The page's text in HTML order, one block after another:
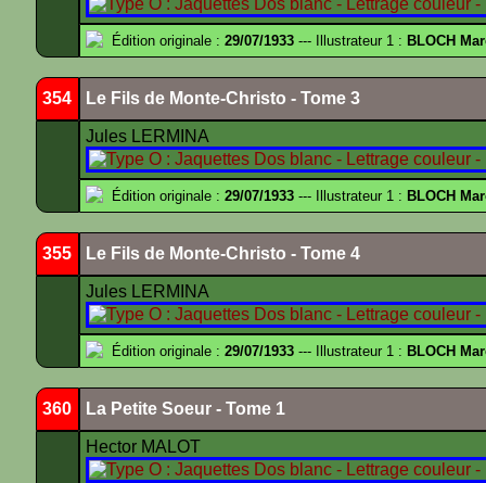
Édition originale : 29/07/1933 --- Illustrateur 1 : BLOCH
354 Le Fils de Monte-Christo - Tome 3
Jules LERMINA
Édition originale : 29/07/1933 --- Illustrateur 1 : BLOCH
355 Le Fils de Monte-Christo - Tome 4
Jules LERMINA
Édition originale : 29/07/1933 --- Illustrateur 1 : BLOCH
360 La Petite Soeur - Tome 1
Hector MALOT